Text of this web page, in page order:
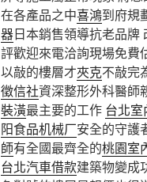
在各產品之中喜鴻到府規
器日本銷售領導抗老品牌
評歡迎來電洽詢現場免費
以敲的樓層才夾克不敲完
徵信社資深整形外科醫師
裝潢最主要的工作 台北
阳食品机械厂安全的守護
師有全國最齊全的桃園室
台北汽車借款建築物變成